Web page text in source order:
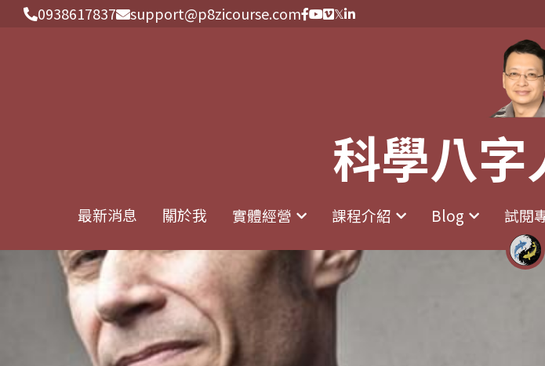
0938617837 support@p8zicourse.com
科學八
最新消息 關於我 實體經營 課程介紹 Blog 試閱
0938617837 support@p8zicourse.com
科學八
最新消息 關於我 實體經營 課程介紹 Blog 試閱